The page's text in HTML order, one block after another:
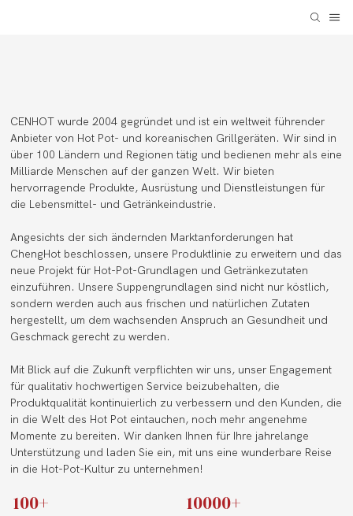
CENHOT wurde 2004 gegründet und ist ein weltweit führender
Anbieter von Hot Pot- und koreanischen Grillgeräten. Wir sind in
über 100 Ländern und Regionen tätig und bedienen mehr als eine
Milliarde Menschen auf der ganzen Welt. Wir bieten
hervorragende Produkte, Ausrüstung und Dienstleistungen für
die Lebensmittel- und Getränkeindustrie.
Angesichts der sich ändernden Marktanforderungen hat
ChengHot beschlossen, unsere Produktlinie zu erweitern und das
neue Projekt für Hot-Pot-Grundlagen und Getränkezutaten
einzuführen. Unsere Suppengrundlagen sind nicht nur köstlich,
sondern werden auch aus frischen und natürlichen Zutaten
hergestellt, um dem wachsenden Anspruch an Gesundheit und
Geschmack gerecht zu werden.
Mit Blick auf die Zukunft verpflichten wir uns, unser Engagement
für qualitativ hochwertigen Service beizubehalten, die
Produktqualität kontinuierlich zu verbessern und den Kunden, die
in die Welt des Hot Pot eintauchen, noch mehr angenehme
Momente zu bereiten. Wir danken Ihnen für Ihre jahrelange
Unterstützung und laden Sie ein, mit uns eine wunderbare Reise
in die Hot-Pot-Kultur zu unternehmen!
100+ 10000+